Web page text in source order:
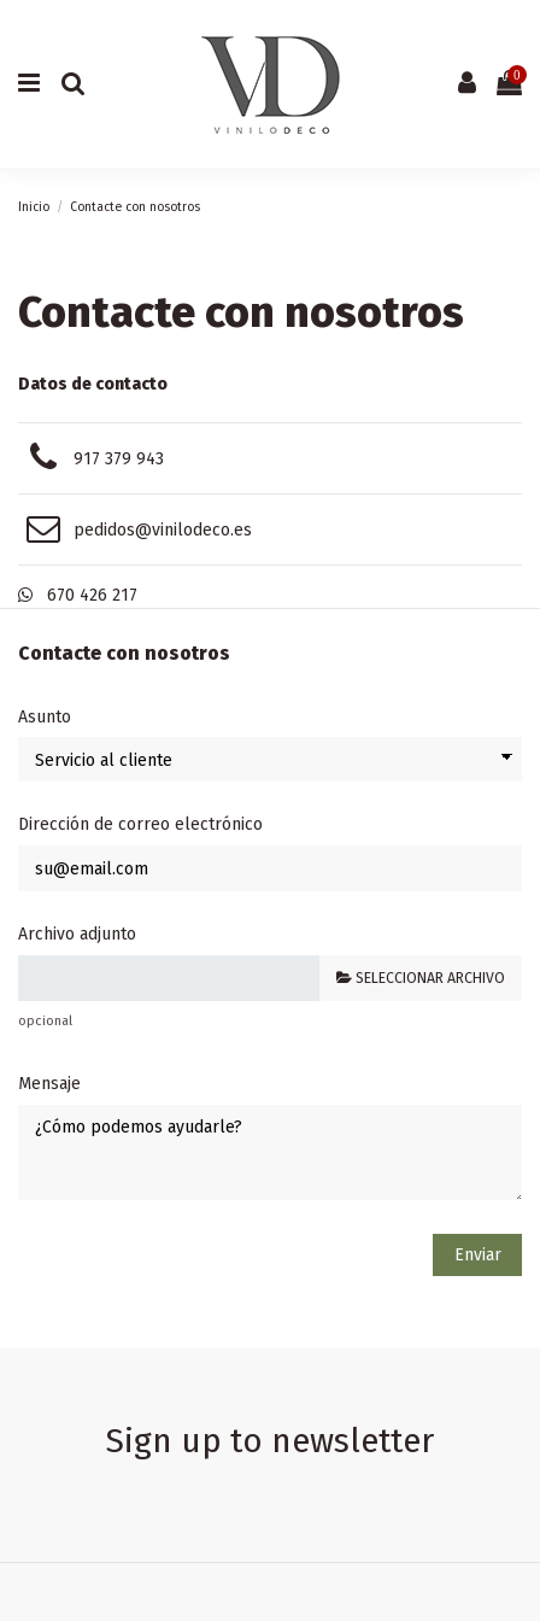
0
Inicio Contacte con nosotros
Contacte con nosotros
Datos de contacto
917 379 943
pedidos@vinilodeco.es
670 426 217
Contacte con nosotros
Asunto
Dirección de correo electrónico
Archivo adjunto
SELECCIONAR ARCHIVO
opcional
Mensaje
Sign up to newsletter